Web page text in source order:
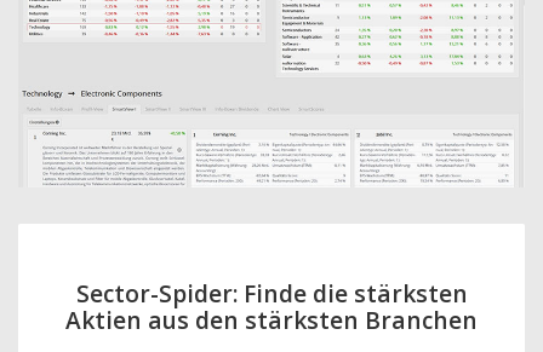
Sector-Spider: Finde die stärksten
Aktien aus den stärksten Branchen